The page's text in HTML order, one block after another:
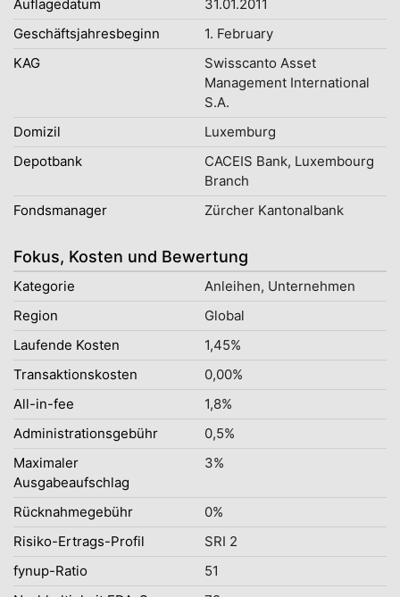
Auflagedatum
31.01.2011
Geschäftsjahresbeginn
1. February
KAG
Swisscanto Asset
Management International
S.A.
Domizil
Luxemburg
Depotbank
CACEIS Bank, Luxembourg
Branch
Fondsmanager
Zürcher Kantonalbank
Fokus, Kosten und Bewertung
Kategorie
Anleihen, Unternehmen
Region
Global
Laufende Kosten
1,45%
Transaktionskosten
0,00%
All-in-fee
1,8%
Administrationsgebühr
0,5%
Maximaler
Ausgabeaufschlag
3%
Rücknahmegebühr
0%
Risiko-Ertrags-Profil
SRI 2
fynup-Ratio
51